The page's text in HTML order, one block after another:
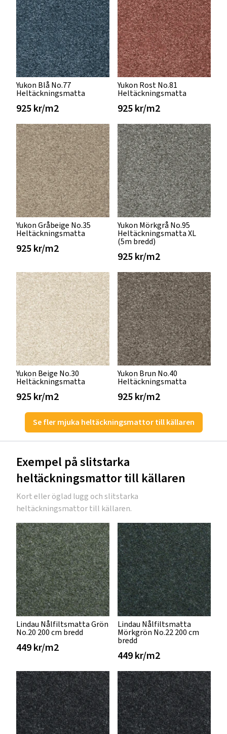
Yukon Blå No.77
Heltäckningsmatta
925 kr/m2
Yukon Rost No.81
Heltäckningsmatta
925 kr/m2
Yukon Gråbeige No.35
Heltäckningsmatta
925 kr/m2
Yukon Mörkgrå No.95
Heltäckningsmatta XL
(5m bredd)
925 kr/m2
Yukon Beige No.30
Heltäckningsmatta
925 kr/m2
Yukon Brun No.40
Heltäckningsmatta
925 kr/m2
Se fler mjuka heltäckningsmattor till källaren
Exempel på slitstarka
heltäckningsmattor till källaren
Kort eller öglad lugg och slitstarka
heltäckningsmattor till källaren.
Lindau Nålfiltsmatta Grön
No.20 200 cm bredd
449 kr/m2
Lindau Nålfiltsmatta
Mörkgrön No.22 200 cm
bredd
449 kr/m2